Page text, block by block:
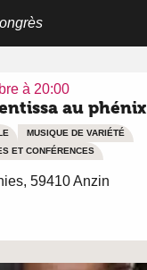
à 20:00
au phénix
MUSIQUE DE VARIÉTÉ
ET CONFÉRENCES
59410 Anzin
aux favoris